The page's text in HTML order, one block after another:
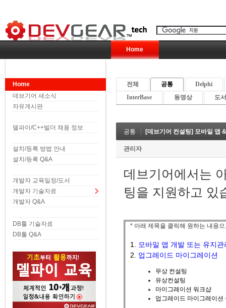
Home
Home
데브기어 새소식
자유게시판
델파이/C++빌더 채용 정보
설치/등록 방법 안내
설치/등록 Q&A
개발자 교육일정/도서
개발자 기술자료
개발자 Q&A
DB툴 기술자료
DB툴 Q&A
전체 공통
Delphi
InterBase
동영상 도
공통 [데브기어 컨설팅] 모바일 앱
관리자
데브기어에서는
팅을 지원하고 있
* 아래 제목을 클릭해 원하는 내용
1.
모바일 앱 개발 또는 유지관
2. 업그레이드 마이그레이션
무상 컨설팅
유상컨설팅
마이그레이션 워크샵
업그레이드 마이그레이션